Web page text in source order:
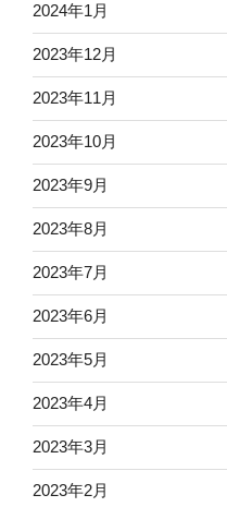
2024年1月
2023年12月
2023年11月
2023年10月
2023年9月
2023年8月
2023年7月
2023年6月
2023年5月
2023年4月
2023年3月
2023年2月